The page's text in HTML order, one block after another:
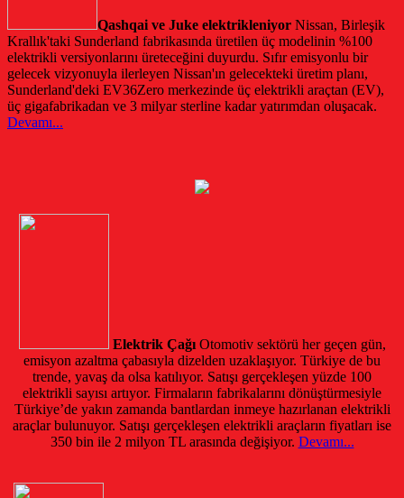
Qashqai ve Juke elektrikleniyor Nissan, Birleşik
Krallık'taki Sunderland fabrikasında üretilen üç modelinin %100
elektrikli versiyonlarını üreteceğini duyurdu. Sıfır emisyonlu bir
gelecek vizyonuyla ilerleyen Nissan'ın gelecekteki üretim planı,
Sunderland'deki EV36Zero merkezinde üç elektrikli araçtan (EV),
üç gigafabrikadan ve 3 milyar sterline kadar yatırımdan oluşacak.
Devamı...
Elektrik Çağı Otomotiv sektörü her geçen gün,
emisyon azaltma çabasıyla dizelden uzaklaşıyor. Türkiye de bu
trende, yavaş da olsa katılıyor. Satışı gerçekleşen yüzde 100
elektrikli sayısı artıyor. Firmaların fabrikalarını dönüştürmesiyle
Türkiye’de yakın zamanda bantlardan inmeye hazırlanan elektrikli
araçlar bulunuyor. Satışı gerçekleşen elektrikli araçların fiyatları ise
350 bin ile 2 milyon TL arasında değişiyor. Devamı...